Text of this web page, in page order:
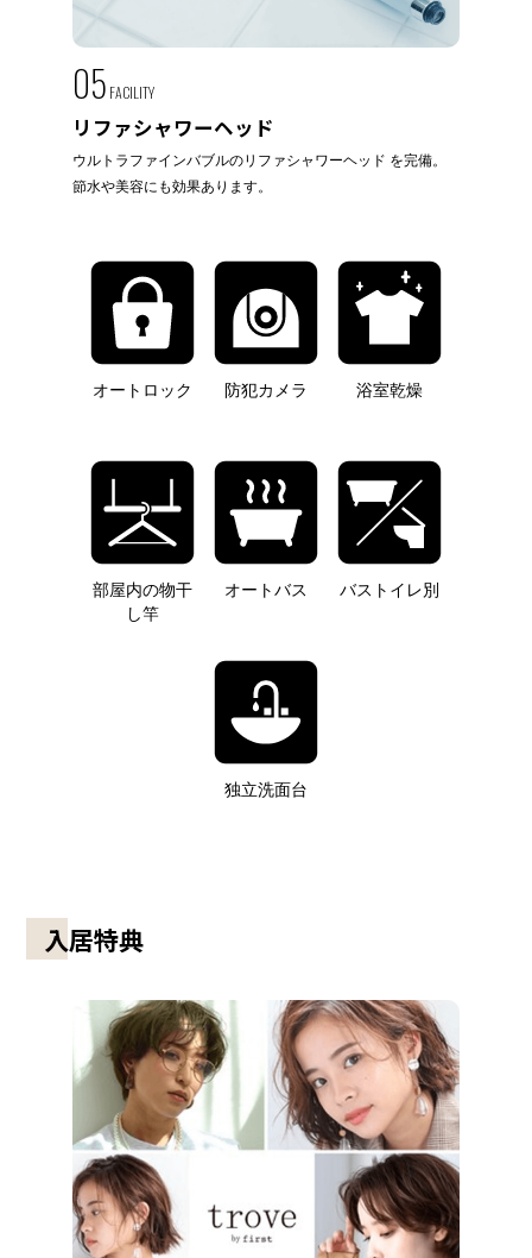
05 FACILITY
リファシャワーヘッド
ウルトラファインバブルのリファシャワーヘッド を完備。
節水や美容にも効果あります。
オートロック 防犯カメラ 浴室乾燥
部屋内の物干
し竿
オートバス バストイレ別
独立洗面台
入居特典